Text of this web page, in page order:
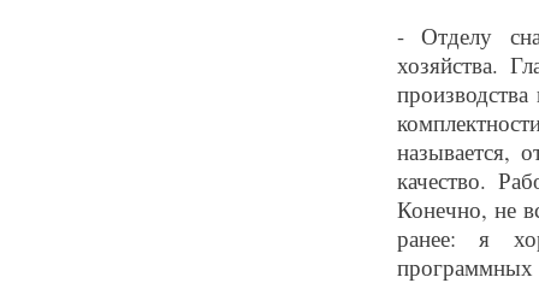
- Отделу
хозяйства.
называется,
качество.
Конечно, не
ранее: я
программных